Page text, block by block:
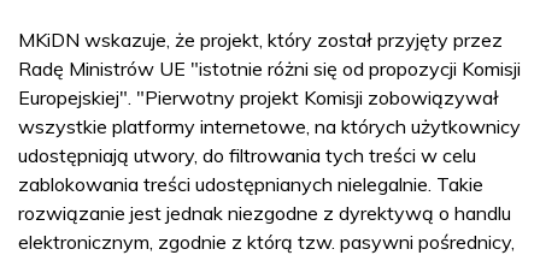
MKiDN wskazuje, że projekt, który został przyjęty przez
Radę Ministrów UE "istotnie różni się od propozycji Komisji
Europejskiej". "Pierwotny projekt Komisji zobowiązywał
wszystkie platformy internetowe, na których użytkownicy
udostępniają utwory, do filtrowania tych treści w celu
zablokowania treści udostępnianych nielegalnie. Takie
rozwiązanie jest jednak niezgodne z dyrektywą o handlu
elektronicznym, zgodnie z którą tzw. pasywni pośrednicy,